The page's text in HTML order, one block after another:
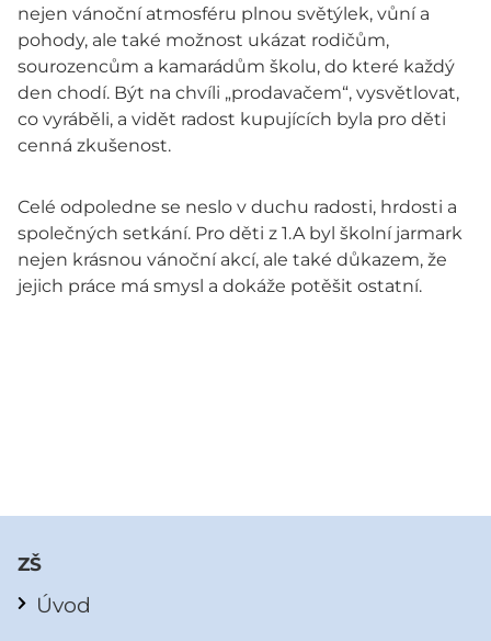
nejen vánoční atmosféru plnou světýlek, vůní a
pohody, ale také možnost ukázat rodičům,
sourozencům a kamarádům školu, do které každý
den chodí. Být na chvíli „prodavačem“, vysvětlovat,
co vyráběli, a vidět radost kupujících byla pro děti
cenná zkušenost.
Celé odpoledne se neslo v duchu radosti, hrdosti a
společných setkání. Pro děti z 1.A byl školní jarmark
nejen krásnou vánoční akcí, ale také důkazem, že
jejich práce má smysl a dokáže potěšit ostatní.
ZŠ
Úvod